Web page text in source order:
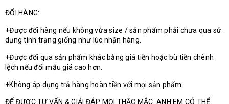
ĐỔI HÀNG:
+Được đổi hàng nếu không vừa size / sản phẩm phải chưa qua sử
dụng tình trạng giống như lúc nhận hàng.
+Được đổi qua sản phẩm khác bằng giá tiền hoặc bù tiền chênh
lệch nếu đổi mẫu giá cao hơn.
+Không áp dụng trả hàng hoàn tiền với mọi sản phẩm.
ĐỂ ĐƯỢC TƯ VẤN & GIẢI ĐÁP MỌI THẮC MẮC. ANH EM CÓ THỂ